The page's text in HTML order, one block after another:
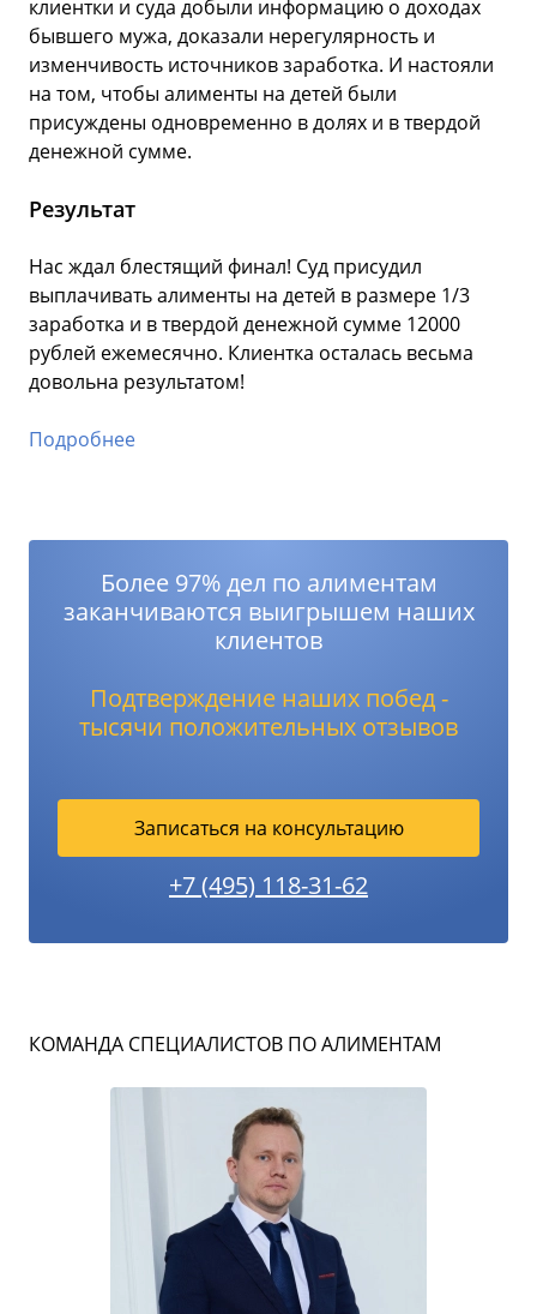
клиентки и суда добыли информацию о доходах
бывшего мужа, доказали нерегулярность и
изменчивость источников заработка. И настояли
на том, чтобы алименты на детей были
присуждены одновременно в долях и в твердой
денежной сумме.
Результат
Нас ждал блестящий финал! Суд присудил
выплачивать алименты на детей в размере 1/3
заработка и в твердой денежной сумме 12000
рублей ежемесячно. Клиентка осталась весьма
довольна результатом!
Подробнее
Более 97% дел по алиментам
заканчиваются выигрышем наших
клиентов
Подтверждение наших побед -
тысячи положительных отзывов
Записаться на консультацию
+7 (495) 118-31-62
КОМАНДА СПЕЦИАЛИСТОВ ПО АЛИМЕНТАМ